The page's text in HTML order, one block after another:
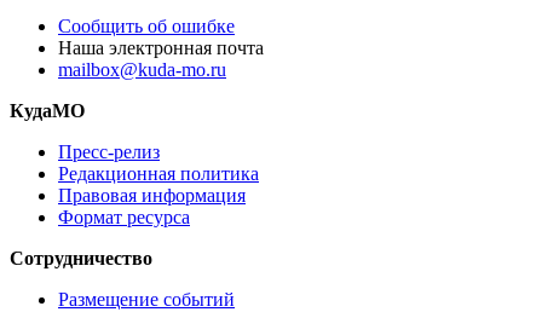
Сообщить об ошибке
Наша электронная почта
mailbox@kuda-mo.ru
КудаМО
Пресс-релиз
Редакционная политика
Правовая информация
Формат ресурса
Сотрудничество
Размещение событий